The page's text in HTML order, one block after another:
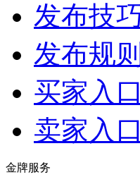
发布技
发布规则
买家入口
卖家入口
金牌服务